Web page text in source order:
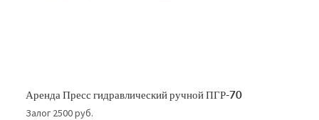
Аренда Пресс гидравлический ручной ПГР-70
Залог 2500 руб.